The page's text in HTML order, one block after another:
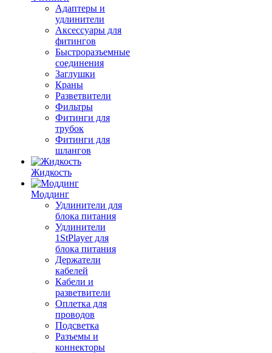
Адаптеры и
удлинители
Аксессуары для
фитингов
Быстроразъемные
соединения
Заглушки
Краны
Разветвители
Фильтры
Фитинги для
трубок
Фитинги для
шлангов
Жидкость
Моддинг
Удлинители для
блока питания
Удлинители
1StPlayer для
блока питания
Держатели
кабелей
Кабели и
разветвители
Оплетка для
проводов
Подсветка
Разъемы и
коннекторы